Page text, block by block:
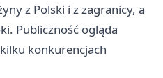
z Polski i z zagranicy, a
Publiczność ogląda
konkurencjach